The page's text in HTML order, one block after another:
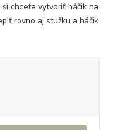
chcete vytvoriť háčik na
rovno aj stužku a háčik